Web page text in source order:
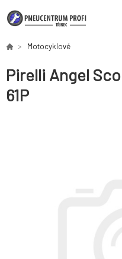
Motocyklové
Pirelli Angel
61P